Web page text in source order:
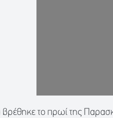
βρέθηκε το πρωί της